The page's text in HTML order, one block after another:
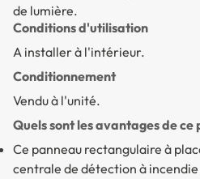
de lumière.
Conditions d'utilisation
A installer à l'intérieur.
Conditionnement
Vendu à l'unité.
Quels sont les avantages de ce
Ce panneau rectangulaire à
centrale de détection à